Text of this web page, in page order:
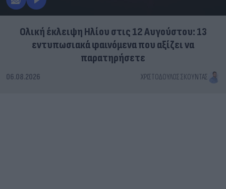
Ολική έκλειψη Ηλίου στις 12 Αυγούστου: 13
εντυπωσιακά φαινόμενα που αξίζει να
παρατηρήσετε
06.08.2026 ΧΡΙΣΤΌΔΟΥΛΟΣ ΣΚΟΎΝΤΑΣ